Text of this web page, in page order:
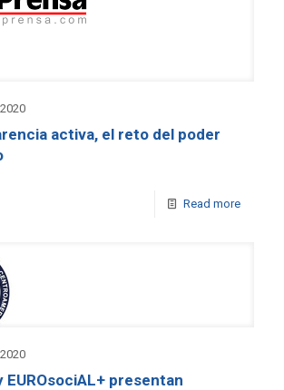
activa, el reto del poder
Read more
EUROsociAL+ presentan